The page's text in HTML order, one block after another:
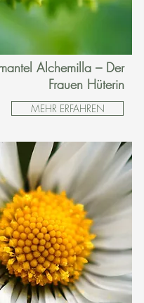
Alchemilla – Der
Frauen Hüterin
MEHR ERFAHREN